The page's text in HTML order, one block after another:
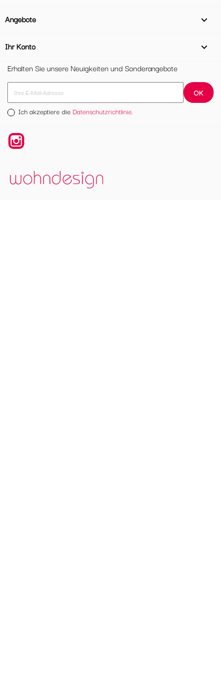
Angebote 
Ihr Konto

Erhalten Sie unsere Neuigkeiten und Sonderangebote
Ich akzeptiere die Datenschutzrichtlinie.